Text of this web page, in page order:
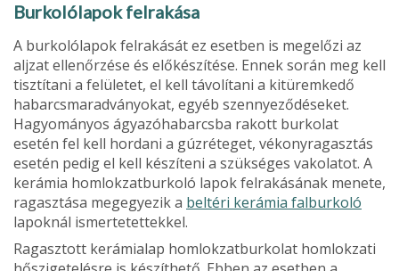
Burkolólapok felrakása
A burkolólapok felrakását ez esetben is megelőzi az
aljzat ellenőrzése és előkészítése. Ennek során meg kell
tisztí­tani a felületet, el kell távolítani a kitüremkedő
habarcs­maradványokat, egyéb szennyeződéseket.
Hagyományos ágyazóhabarcsba rakott burkolat
esetén fel kell hordani a gúzréteget, vékonyragasztás
esetén pedig el kell készíteni a szükséges vakolatot. A
kerámia homlokzatburkoló lapok felrakásának menete,
ragasztása megegyezik a beltéri ke­rámia falburkoló
lapoknál ismertetettekkel.
Ragasztott kerámialap homlokzatburkolat homlokzati